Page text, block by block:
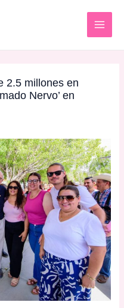
2.5 millones en
Nervo’ en